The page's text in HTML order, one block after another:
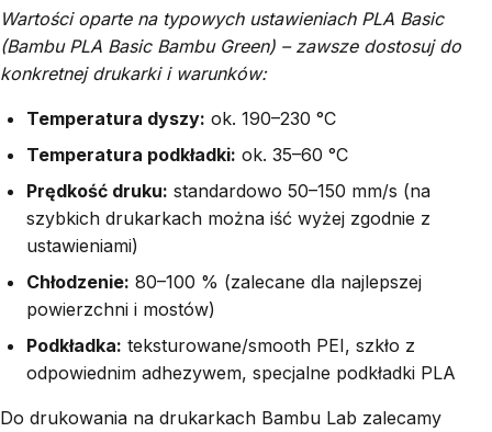
Wartości oparte na typowych ustawieniach PLA Basic
(Bambu PLA Basic Bambu Green) – zawsze dostosuj do
konkretnej drukarki i warunków:
Temperatura dyszy: ok. 190–230 °C
Temperatura podkładki: ok. 35–60 °C
Prędkość druku: standardowo 50–150 mm/s (na
szybkich drukarkach można iść wyżej zgodnie z
ustawieniami)
Chłodzenie: 80–100 % (zalecane dla najlepszej
powierzchni i mostów)
Podkładka: teksturowane/smooth PEI, szkło z
odpowiednim adhezywem, specjalne podkładki PLA
Do drukowania na drukarkach Bambu Lab zalecamy